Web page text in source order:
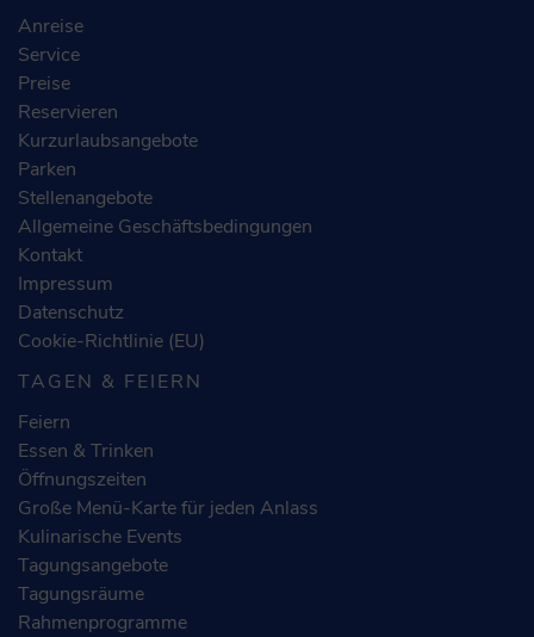
Anreise
Service
Preise
Reservieren
Kurzurlaubsangebote
Parken
Stellenangebote
Allgemeine Geschäftsbedingungen
Kontakt
Impressum
Datenschutz
Cookie-Richtlinie (EU)
TAGEN & FEIERN
Feiern
Essen & Trinken
Öffnungszeiten
Große Menü-Karte für jeden Anlass
Kulinarische Events
Tagungsangebote
Tagungsräume
Rahmenprogramme